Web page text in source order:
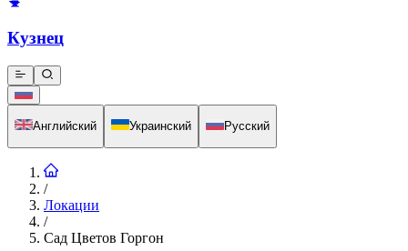
Кузнец
Английский Украинский Русский
/
Локации
/
Сад Цветов Горгон